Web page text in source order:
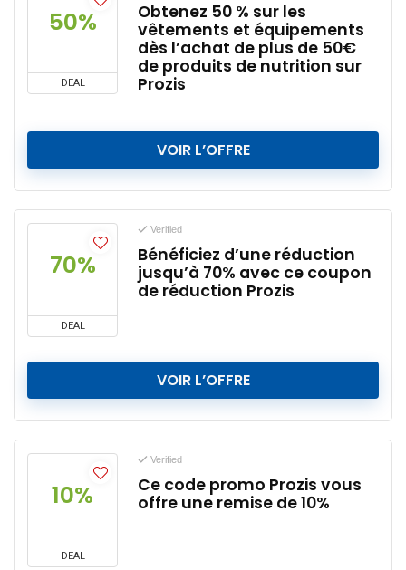
50%
DEAL
Obtenez 50 % sur les
vêtements et équipements
dès l’achat de plus de 50€
de produits de nutrition sur
Prozis
VOIR L’OFFRE
70%
DEAL
Verified
Bénéficiez d’une réduction
jusqu’à 70% avec ce coupon
de réduction Prozis
VOIR L’OFFRE
10%
DEAL
Verified
Ce code promo Prozis vous
offre une remise de 10%